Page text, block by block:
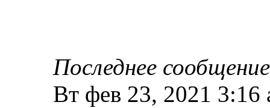
Последнее сообщение
Вт фев 23, 2021 3:16